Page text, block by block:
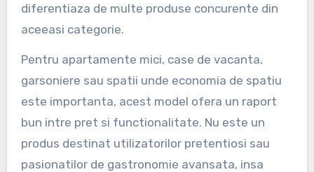
diferentiaza de multe produse concurente din
aceeasi categorie.
Pentru apartamente mici, case de vacanta,
garsoniere sau spatii unde economia de spatiu
este importanta, acest model ofera un raport
bun intre pret si functionalitate. Nu este un
produs destinat utilizatorilor pretentiosi sau
pasionatilor de gastronomie avansata, insa